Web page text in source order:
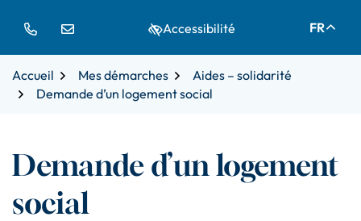
navigation
page
FR
Accessibilité
Accueil Mes démarches
Aides – solidarité
Demande d’un logement social
Demande d’un logement
social